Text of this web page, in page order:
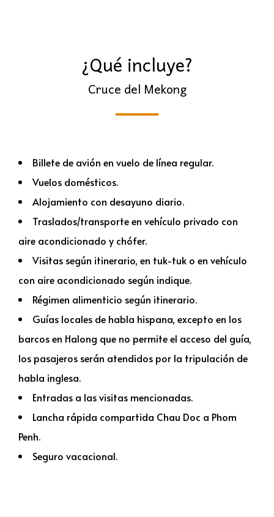
¿Qué incluye?
Cruce del Mekong
Billete de avión en vuelo de línea regular.
Vuelos domésticos.
Alojamiento con desayuno diario.
Traslados/transporte en vehículo privado con
aire acondicionado y chófer.
Visitas según itinerario, en tuk-tuk o en vehículo
con aire acondicionado según indique.
Régimen alimenticio según itinerario.
Guías locales de habla hispana, excepto en los
barcos en Halong que no permite el acceso del guía,
los pasajeros serán atendidos por la tripulación de
habla inglesa.
Entradas a las visitas mencionadas.
Lancha rápida compartida Chau Doc a Phom
Penh.
Seguro vacacional.